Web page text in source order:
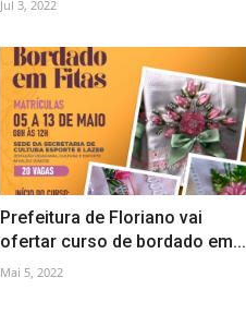
Jul 3, 2022
Prefeitura de Floriano vai
ofertar curso de bordado em...
Mai 5, 2022